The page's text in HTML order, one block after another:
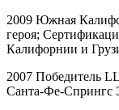
2009 Южная
героя;
Калифорнии и
2007 Победитель
Санта-Фе-Спрингс